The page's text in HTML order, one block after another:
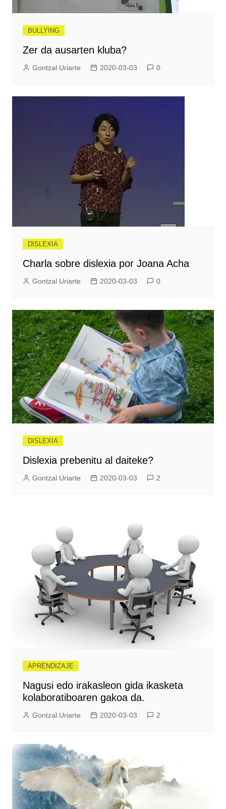
BULLYING
Zer da ausarten kluba?
Gontzal Uriarte 2020-03-03 0
DISLEXIA
Charla sobre dislexia por Joana Acha
Gontzal Uriarte 2020-03-03 0
DISLEXIA
Dislexia prebenitu al daiteke?
Gontzal Uriarte 2020-03-03 2
APRENDIZAJE
Nagusi edo irakasleon gida ikasketa
kolaboratiboaren gakoa da.
Gontzal Uriarte 2020-03-03 2